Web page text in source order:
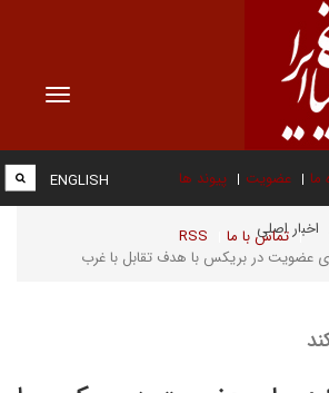
Toggle
ما عضویت پیوند ها
تماس با ما RSS
ENGLISH
اخبار اصلی
عضویت در بریکس با هدف تقابل با غرب